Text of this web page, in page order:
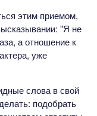
этим приемом,
"Я не
а отношение к
уже
слова в свой
подобрать